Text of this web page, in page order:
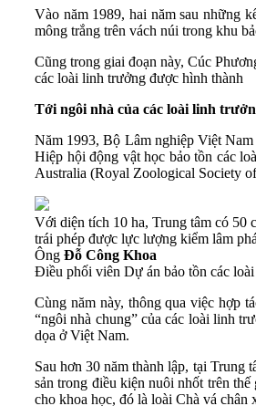
Vào năm 1989, hai năm sau những
mông trắng trên vách núi trong khu
Cũng trong giai đoạn này, Cúc
các loài linh trưởng được hình thành
Tới ngôi nhà của các loài linh
Năm 1993, Bộ Lâm nghiệp Việt
Hiệp hội động vật học bảo tồn các
Australia (Royal Zoological Society
Với diện tích 10 ha, Trung tâm có 50
trái phép được lực lượng kiểm lâm
Ông Đỗ Công Khoa
Điều phối viên Dự án bảo tồn các
Cùng năm này, thông qua việc hợp
“ngôi nhà chung” của các loài linh
dọa ở Việt Nam.
Sau hơn 30 năm thành lập, tại Trung
sản trong điều kiện nuôi nhốt trên
cho khoa học, đó là loài Chà vá